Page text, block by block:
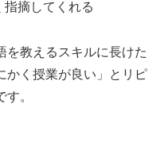
指摘してくれる
を教えるスキルに長けた
かく授業が良い」とリピ
。